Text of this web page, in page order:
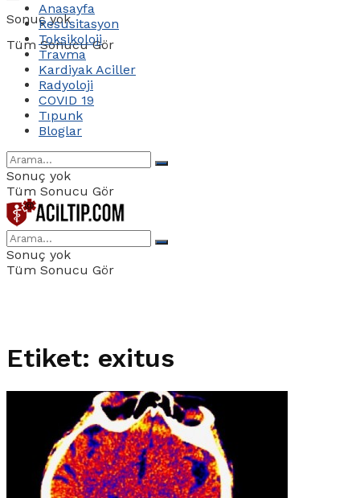
Sonuç yok
Tüm Sonucu Gör
Anasayfa
Resusitasyon
Toksikoloji
Travma
Kardiyak Aciller
Radyoloji
COVID 19
Tıpunk
Bloglar
Sonuç yok
Tüm Sonucu Gör
Sonuç yok
Tüm Sonucu Gör
Etiket: exitus